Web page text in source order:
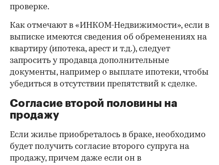
проверке.
Как отмечают в «ИНКОМ-Недвижимости», если в
выписке имеются сведения об обременениях на
квартиру (ипотека, арест и т.д.), следует
запросить у продавца дополнительные
документы, например о выплате ипотеки, чтобы
убедиться в отсутствии препятствий к сделке.
Согласие второй половины на
продажу
Если жилье приобреталось в браке, необходимо
будет получить согласие второго супруга на
продажу, причем даже если он в